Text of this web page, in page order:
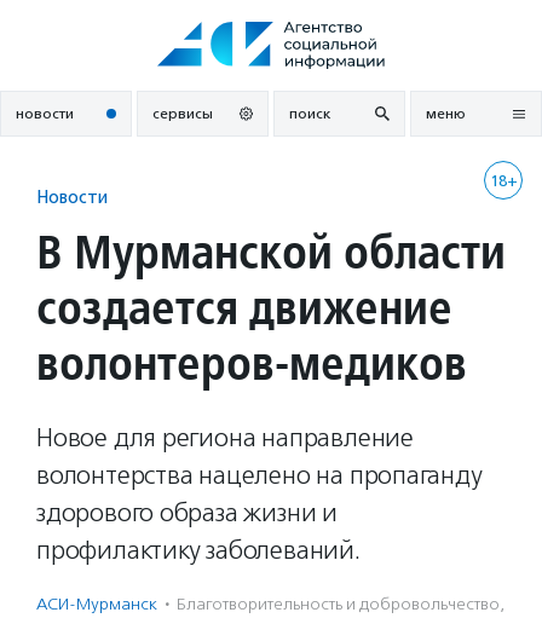
новости сервисы поиск меню
18+
Новости
В Мурманской области
создается движение
волонтеров-медиков
Новое для региона направление
волонтерства нацелено на пропаганду
здорового образа жизни и
профилактику заболеваний.
АСИ-Мурманск · Благотвори­тель­ность и доброволь­чест­во,